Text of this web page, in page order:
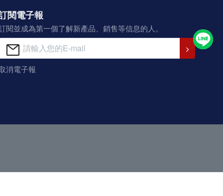
閱電子報
閱並成為第一個了解新產品、銷售等信息的人。
消電子報